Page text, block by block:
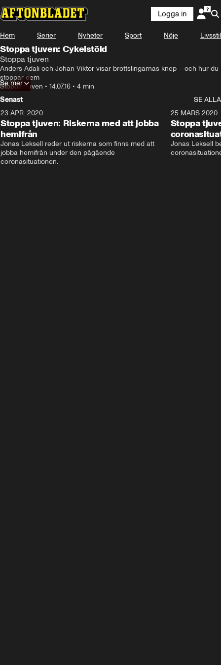
Logga in
Hem Serier Nyheter Sport Nöje Livsstil
Stoppa tjuven: Cykelstöld
Stoppa tjuven
Anders Adali och Johan Viktor visar brottslingarnas knep – och hur du
stoppar dem
Stoppa tjuven • 14.07.16 • 4 min
Se mer
Senast
SE ALLA
23 APR. 2020
Stoppa tjuven: Riskerna med att jobba
hemifrån
Jonas Leksell reder ut riskerna som finns med att
jobba hemifrån under den pågående
coronasituationen.
25 MARS 2020
Stoppa
Jonas Leksell